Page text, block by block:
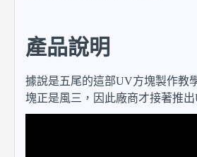
產品說明
據說是五尾的這部UV方塊製作教
塊正是風三，因此廠商才接著推